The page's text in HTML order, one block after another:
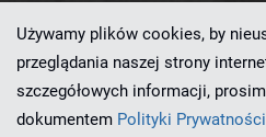
Ten serwis działa dzięki
Używamy plików cookies, by
przeglądania naszej strony
szczegółowych informacji,
dokumentem Polityki Prywatności